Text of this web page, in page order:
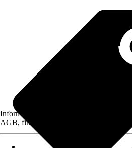
Informationen des Verkäufers, wie z. B.
AGB, finden Sie bei Klick auf den